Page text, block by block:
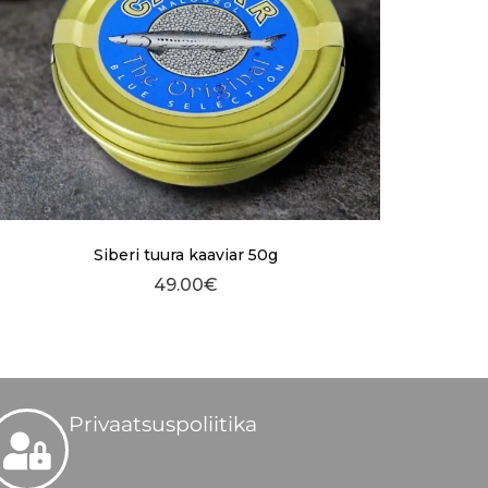
Siberi tuura kaaviar 50g
49.00€
Privaatsuspoliitika